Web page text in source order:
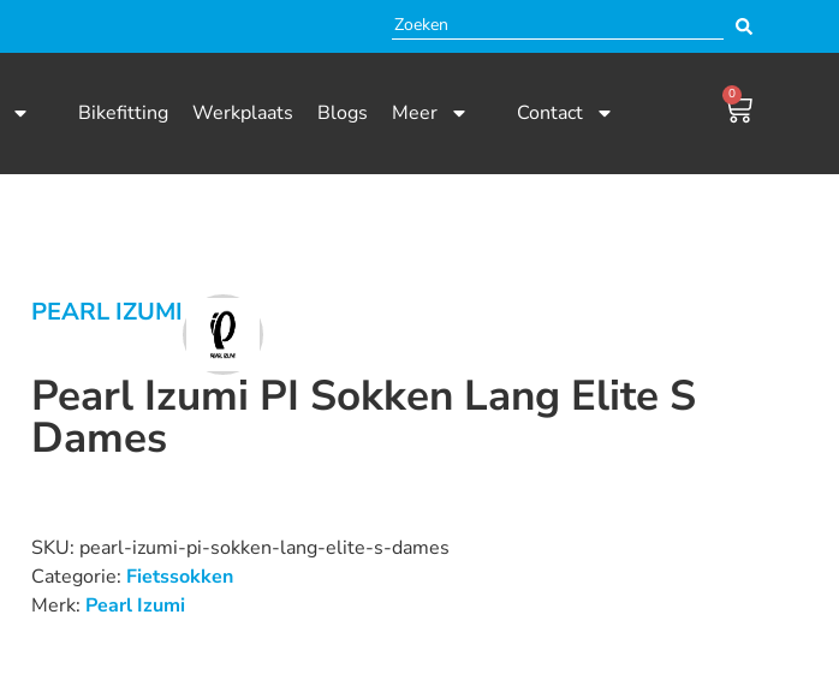
Bikefitting Werkplaats Blogs Meer Contact
0
PEARL IZUMI
Pearl Izumi PI Sokken Lang Elite S
Dames
SKU: pearl-izumi-pi-sokken-lang-elite-s-dames
Categorie: Fietssokken
Merk: Pearl Izumi